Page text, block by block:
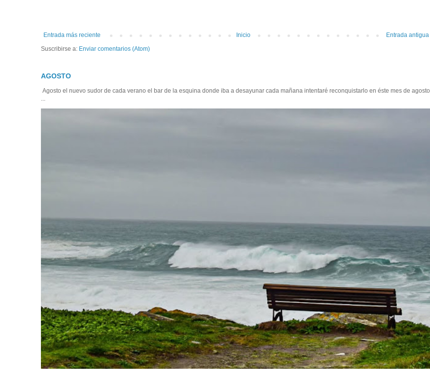
Entrada más reciente Entrada antigua
Inicio
Suscribirse a: Enviar comentarios (Atom)
AGOSTO
Agosto el nuevo sudor de cada verano el bar de la esquina donde iba a desayunar cada mañana intentaré reconquistarlo en éste mes de agosto
...